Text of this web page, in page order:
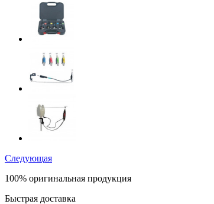
Следующая
100% оригинальная продукция
Быстрая доставка